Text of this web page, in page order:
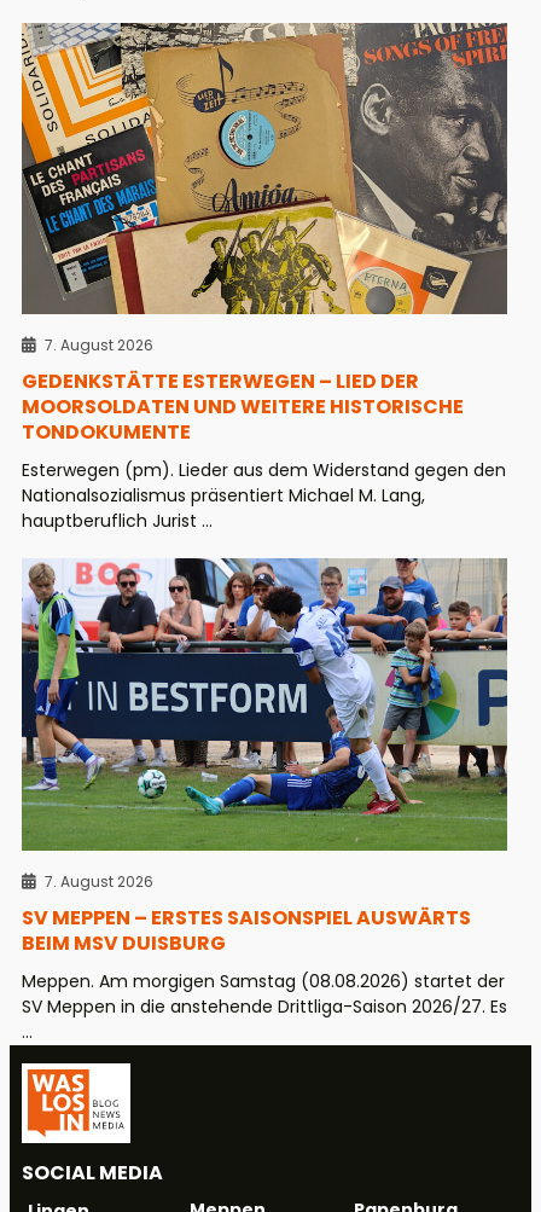
7. August 2026
GEDENKSTÄTTE ESTERWEGEN – LIED DER
MOORSOLDATEN UND WEITERE HISTORISCHE
TONDOKUMENTE
Esterwegen (pm). Lieder aus dem Widerstand gegen den
Nationalsozialismus präsentiert Michael M. Lang,
hauptberuflich Jurist ...
7. August 2026
SV MEPPEN – ERSTES SAISONSPIEL AUSWÄRTS
BEIM MSV DUISBURG
Meppen. Am morgigen Samstag (08.08.2026) startet der
SV Meppen in die anstehende Drittliga-Saison 2026/27. Es
...
SOCIAL MEDIA